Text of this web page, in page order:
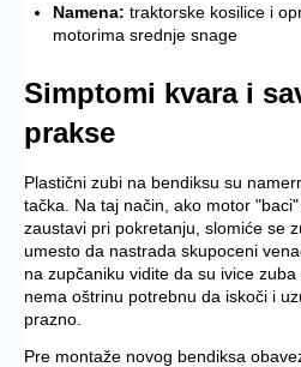
Namena: traktorske kosilice i
motorima srednje snage
Simptomi kvara i
prakse
Plastični zubi na bendiksu su
tačka. Na taj način, ako motor
zaustavi pri pokretanju, slomiće se
umesto da nastrada skupoceni
na zupčaniku vidite da su ivice
nema oštrinu potrebnu da iskoči i
prazno.
Pre montaže novog bendiksa